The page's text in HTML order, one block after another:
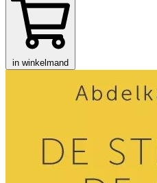
in winkelmand